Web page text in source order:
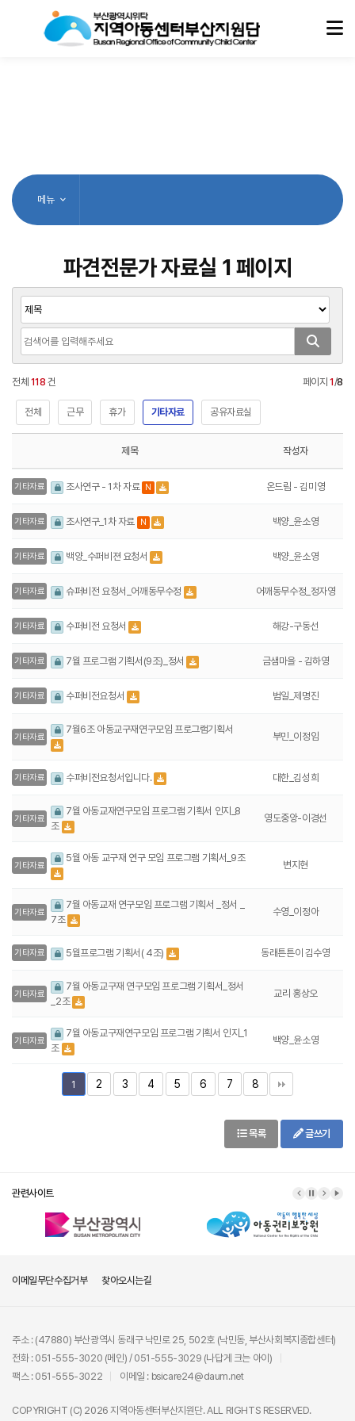
메뉴
파견전문가 자료실 1 페이지
전체 118 건 페이지1/8
전체 근무 휴가 기타자료 공유자료실
제목 작성자
기타자료 조사연구 - 1차 자료 N 온드림 - 김미영
기타자료 조사연구_1차 자료 N 백양_윤소영
기타자료 백양_수퍼비젼 요청서 백양_윤소영
기타자료 슈퍼비전 요청서_어깨동무수정 어깨동무수정_정자영
기타자료 수퍼비전 요청서 해강-구동선
기타자료 7월 프로그램 기획서(9조)_정서 금샘마을 - 김하영
기타자료 수퍼비전요청서 범일_제명진
기타자료
7월6조 아동교구재연구모임 프로그램기획서
부민_이정임
기타자료 수퍼비전요청서입니다. 대한_김성희
기타자료
7월 아동교재연구모임 프로그램 기획서 인지_8
조
영도중앙-이경선
기타자료
5월 아동 교구재 연구 모임 프로그램 기획서_9조
변지현
기타자료
7월 아동교재 연구모임 프로그램 기획서 _정서 _
7조
수영_이정아
기타자료 5월프로그램 기획서( 4조) 동래튼튼이 김수영
기타자료
7월 아동교구재 연구모임 프로그램 기획서_정서
_2조
교리 홍상오
기타자료
7월 아동교구재연구모임 프로그램 기획서 인지_1
조
백양_윤소영
1 2 3 4 5 6 7 8
목록 글쓰기
관련사이트
이메일무단수집거부 찾아오시는길
주소 : (47880) 부산광역시 동래구 낙민로 25, 502호 (낙민동, 부산사회복지종합센터)
전화 : 051-555-3020 (메인) / 051-555-3029 (나답게 크는 아이)
팩스 : 051-555-3022
이메일 : bsicare24@daum.net
COPYRIGHT (C) 2026 지역아동센터부산지원단. ALL RIGHTS RESERVED.